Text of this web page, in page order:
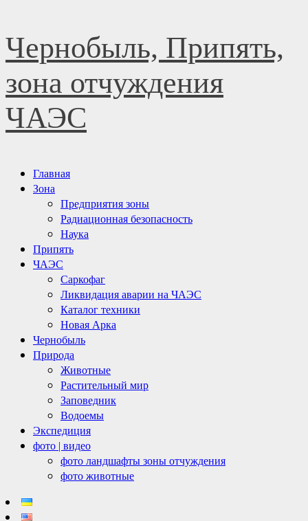
Перейти
к
содержимому
Чернобыль, Припять,
зона отчуждения
ЧАЭС
Основное
меню
Главная
Зона
Предприятия зоны
Радиационная безопасность
Наука
Припять
ЧАЭС
Саркофаг
Ликвидация аварии на ЧАЭС
Каталог техники
Новая Арка
Чернобыль
Природа
Животные
Растительный мир
Заповедник
Водоемы
Экспедиция
фото | видео
фото ландшафты зоны отчуждения
фото животные